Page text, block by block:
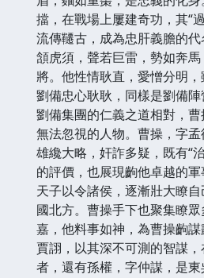
擋，在戰場上屢建奇功，其“
流傳韆古，成為忠肝義膽的
頷虎須，聲若巨雷，勢如奔
將。他性情耿直，愛憎分明
劉備忠心耿耿，同樣是劉備
劉備集團的仁義之道相對，
無法忽視的人物。曹操，字
雄纔大略，奸詐多疑，既有“
的評價，也展現齣他卓越的
天子以令諸侯，逐漸壯大瞭
國北方。曹操手下也聚集瞭
嘉，他料事如神，為曹操齣
賈詡，以其深不可測的智謀
者，還有孫權，字仲謀，是